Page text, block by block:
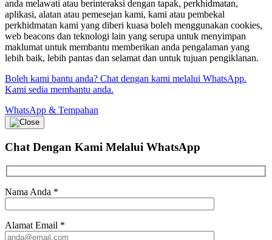
anda melawati atau berinteraksi dengan tapak, perkhidmatan,
aplikasi, alatan atau pemesejan kami, kami atau pembekal
perkhidmatan kami yang diberi kuasa boleh menggunakan cookies,
web beacons dan teknologi lain yang serupa untuk menyimpan
maklumat untuk membantu memberikan anda pengalaman yang
lebih baik, lebih pantas dan selamat dan untuk tujuan pengiklanan.
Boleh kami bantu anda? Chat dengan kami melalui WhatsApp.
Kami sedia membantu anda.
WhatsApp & Tempahan
Chat Dengan Kami Melalui WhatsApp
Nama Anda *
Alamat Email *